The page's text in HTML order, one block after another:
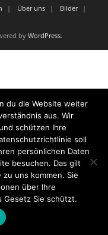
Über uns
Bilder
byWordPress.
du die Website weiter
aus. Wir
schützen Ihre
soll
persönlichen Daten
besuchen. Das gilt
uns kommen. Sie
über Ihre
Gesetz Sie schützt.